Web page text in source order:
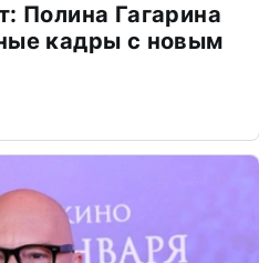
Полина Гагарина
кадры с новым